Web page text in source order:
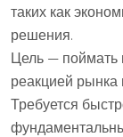
таких как
решения.
Цель — поймать
реакцией рынка
Требуется